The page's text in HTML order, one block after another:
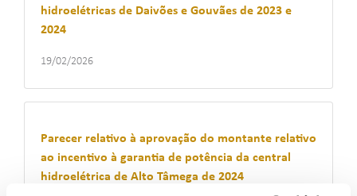
hidroelétricas de Daivões e Gouvães de 2023 e
2024
19/02/2026
Parecer relativo à aprovação do montante relativo
ao incentivo à garantia de potência da central
hidroelétrica de Alto Tâmega de 2024